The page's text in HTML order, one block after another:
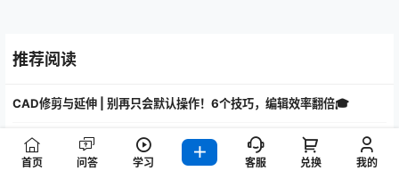
推荐阅读
CAD修剪与延伸 | 别再只会默认操作！6个技巧，编辑效率翻倍🎓
那些年你见过的圆角都在这里 | 倒圆角技巧大公开！💡
首页 问答 学习 客服 兑换 我的